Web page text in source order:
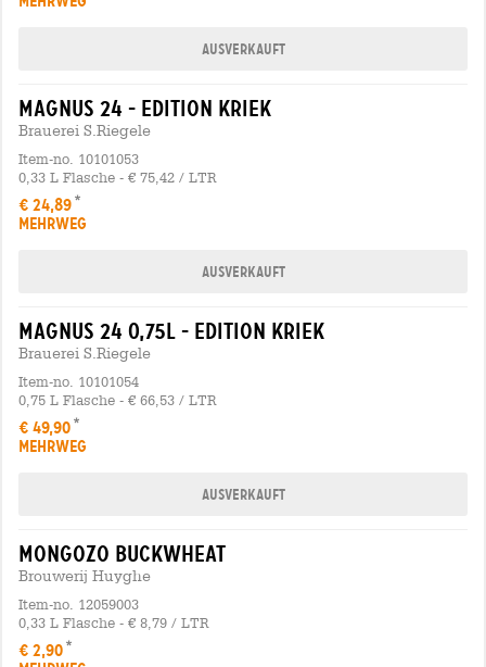
Ausverkauft
magnus 24 - edition kriek
Brauerei S.Riegele
Item-no. 10101053
0,33 L Flasche - € 75,42 / LTR
€ 24,89
MEHRWEG
Ausverkauft
magnus 24 0,75l - edition kriek
Brauerei S.Riegele
Item-no. 10101054
0,75 L Flasche - € 66,53 / LTR
€ 49,90
MEHRWEG
Ausverkauft
mongozo buckwheat
Brouwerij Huyghe
Item-no. 12059003
0,33 L Flasche - € 8,79 / LTR
€ 2,90